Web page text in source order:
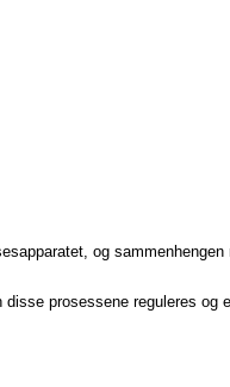
og sammenhengen
prosessene reguleres og